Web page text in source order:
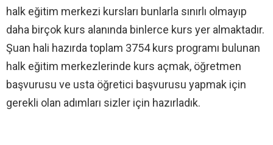
halk eğitim merkezi kursları bunlarla sınırlı olmayıp
daha birçok kurs alanında binlerce kurs yer almaktadır.
Şuan hali hazırda toplam 3754 kurs programı bulunan
halk eğitim merkezlerinde kurs açmak, öğretmen
başvurusu ve usta öğretici başvurusu yapmak için
gerekli olan adımları sizler için hazırladık.